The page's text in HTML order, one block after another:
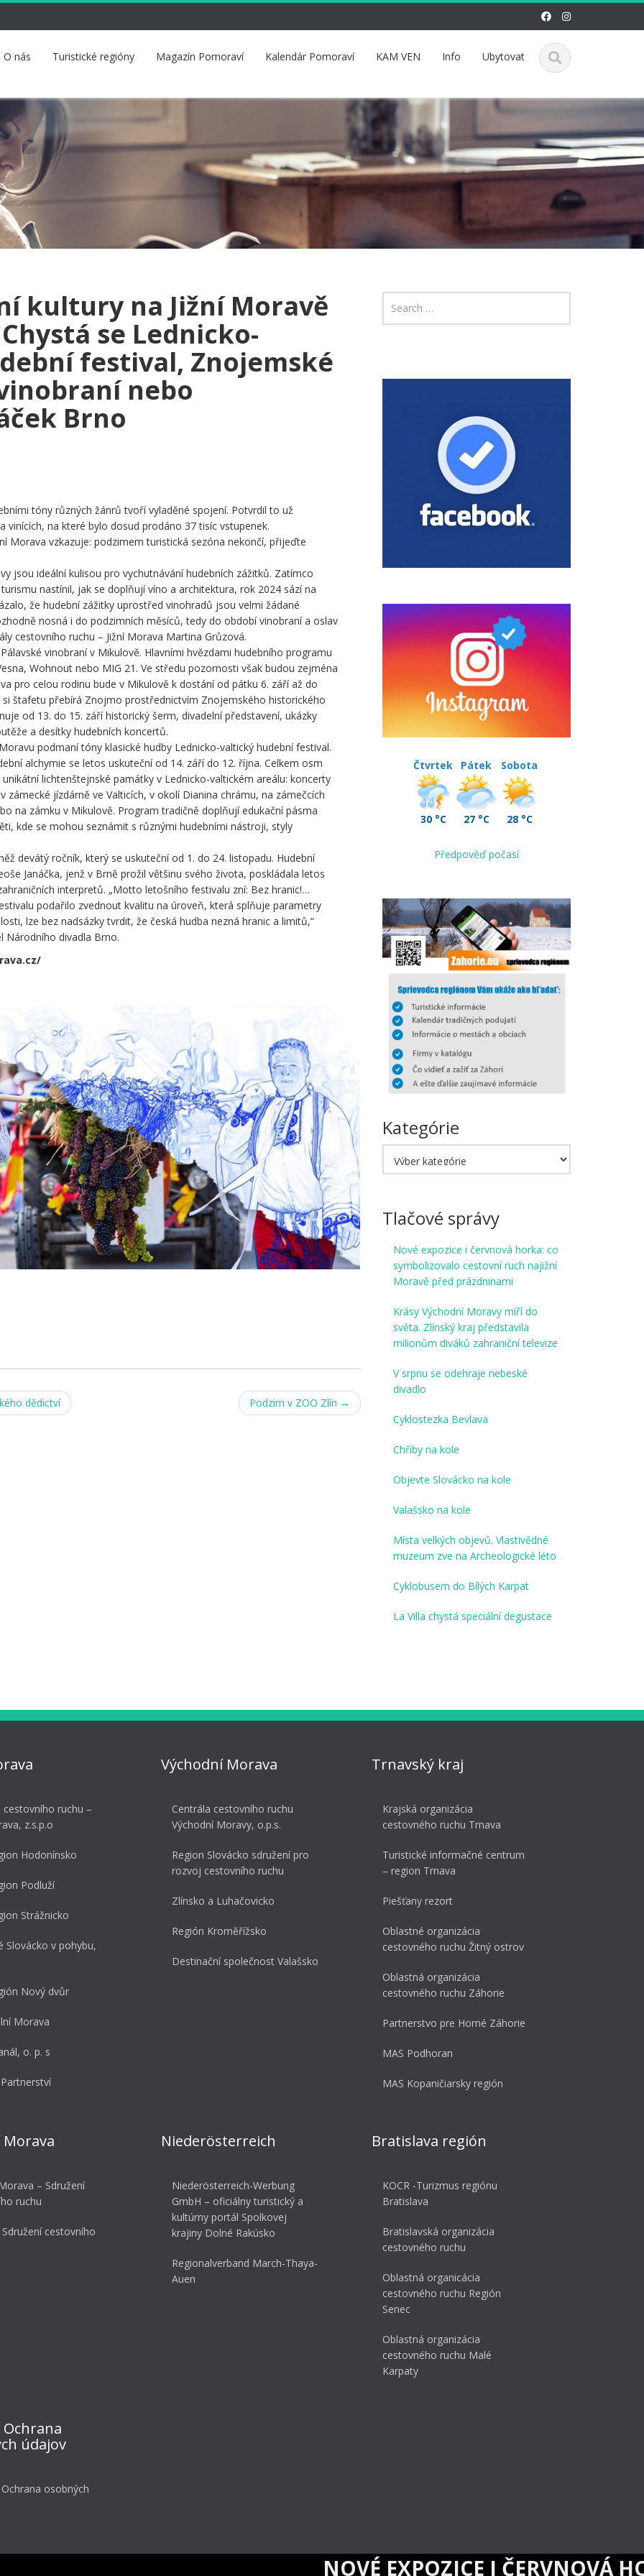
O nás Turistické regióny Magazín Pomoraví Kalendár Pomoraví KAM VEN Info Ubytovat
kultury na Jižní Moravě
se Lednicko-
festival, Znojemské
nebo
Brno
tóny různých žánrů tvoří vyladěné spojení. Potvrdil to už
vinících, na které bylo dosud prodáno 37 tisíc vstupenek.
Morava vzkazuje: podzimem turistická sezóna nekončí, přijeďte
jsou ideální kulisou pro vychutnávání hudebních zážitků. Zatímco
nastínil, jak se doplňují víno a architektura, rok 2024 sází na
že hudební zážitky uprostřed vinohradů jsou velmi žádané
nosná i do podzimních měsíců, tedy do období vinobraní a oslav
cestovního ruchu – Jižní Morava Martina Grůzová.
vinobraní v Mikulově. Hlavními hvězdami hudebního programu
Wohnout nebo MIG 21. Ve středu pozornosti však budou zejména
pro celou rodinu bude v Mikulově k dostání od pátku 6. září až do
si štafetu přebírá Znojmo prostřednictvím Znojemského historického
od 13. do 15. září historický šerm, divadelní představení, ukázky
a desítky hudebních koncertů.
podmaní tóny klasické hudby Lednicko-valtický hudební festival.
alchymie se letos uskuteční od 14. září do 12. října. Celkem osm
lichtenštejnské památky v Lednicko-valtickém areálu: koncerty
zámecké jízdárně ve Valticích, v okolí Dianina chrámu, na zámečcích
na zámku v Mikulově. Program tradičně doplňují edukační pásma
kde se mohou seznámit s různými hudebními nástroji, styly
devátý ročník, který se uskuteční od 1. do 24. listopadu. Hudební
Janáčka, jenž v Brně prožil většinu svého života, poskládala letos
interpretů. „Motto letošního festivalu zní: Bez hranic!…
podařilo zvednout kvalitu na úroveň, která splňuje parametry
lze bez nadsázky tvrdit, že česká hudba nezná hranic a limitů,“
Národního divadla Brno.
dědictví Podzim v ZOO Zlín →
Čtvrtek
30 °C
Pátek
27 °C
Sobota
28 °C
Předpověď počasí
Kategórie
Tlačové správy
Nové expozice i červnová horka: co
symbolizovalo cestovní ruch najižní
Moravě před prázdninami
Krásy Východní Moravy míří do
světa. Zlínský kraj představila
milionům diváků zahraniční televize
V srpnu se odehraje nebeské
divadlo
Cyklostezka Bevlava
Chřiby na kole
Objevte Slovácko na kole
Valašsko na kole
Místa velkých objevů. Vlastivědné
muzeum zve na Archeologické léto
Cyklobusem do Bílých Karpat
La Villa chystá speciální degustace
cestovního ruchu –
z.s.p.o
Hodonínsko
Podluží
Strážnicko
Slovácko v pohybu,
Nový dvůr
Morava
o. p. s
Východní Morava
Centrála cestovního ruchu
Východní Moravy, o.p.s.
Region Slovácko sdružení pro
rozvoj cestovního ruchu
Zlínsko a Luhačovicko
Región Kroměřížsko
Destinační společnost Valašsko
Trnavský kraj
Krajská organizácia
cestovného ruchu Trnava
Turistické informačné centrum
– region Trnava
Piešťany rezort
Oblastné organizácia
cestovného ruchu Žitný ostrov
Oblastná organizácia
cestovného ruchu Záhorie
Partnerstvo pre Horné Záhorie
MAS Podhoran
MAS Kopaničiarsky región
– Sdružení
ruchu
Sdružení cestovního
Niederösterreich
Niederösterreich-Werbung
GmbH – oficiálny turistický a
kultúrny portál Spolkovej
krajiny Dolné Rakúsko
Regionalverband March-Thaya-
Auen
Bratislava región
KOCR -Turizmus regiónu
Bratislava
Bratislavská organizácia
cestovného ruchu
Oblastná organicácia
cestovného ruchu Región
Senec
Oblastná organizácia
cestovného ruchu Malé
Karpaty
Ochrana
údajov
osobných
NOVÉ EXPOZICE I ČERVNOVÁ